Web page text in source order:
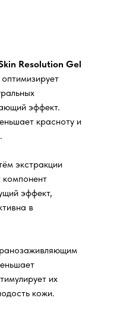
Resolution Gel
эффект.
красноту и
экстракции
компонент
эффект,
в
их
кожи.